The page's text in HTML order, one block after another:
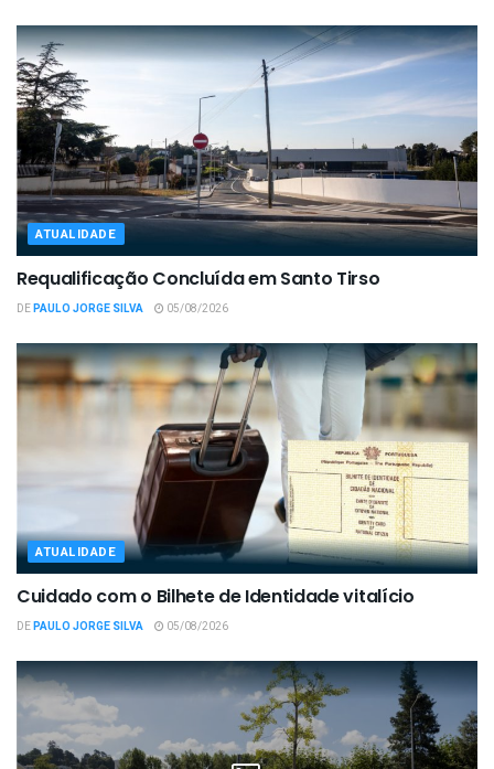
ATUALIDADE
Requalificação Concluída em Santo Tirso
DEPAULO JORGE SILVA 05/08/2026
ATUALIDADE
Cuidado com o Bilhete de Identidade vitalício
DEPAULO JORGE SILVA 05/08/2026